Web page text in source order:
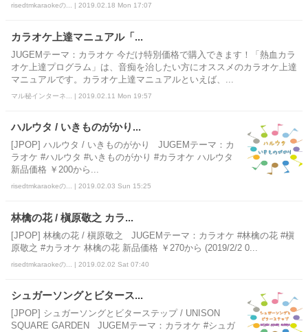
risedtmkaraokeの... | 2019.02.18 Mon 17:07
カラオケ上達マニュアル「...
JUGEMテーマ：カラオケ 今だけ特別価格で購入できます！「熱血カラ
オケ上達プログラム」は、音痴を治したい方にオススメのカラオケ上達
マニュアルです。カラオケ上達マニュアルといえば、...
マル秘インターネ... | 2019.02.11 Mon 19:57
ハルウタ / いきものがかり...
[JPOP] ハルウタ / いきものがかり JUGEMテーマ：カ
ラオケ #ハルウタ #いきものがかり #カラオケ ハルウタ
新品価格 ￥200から...
risedtmkaraokeの... | 2019.02.03 Sun 15:25
林檎の花 / 槇原敬之 カラ...
[JPOP] 林檎の花 / 槇原敬之 JUGEMテーマ：カラオケ #林檎の花 #槇
原敬之 #カラオケ 林檎の花 新品価格 ￥270から (2019/2/2 0...
risedtmkaraokeの... | 2019.02.02 Sat 07:40
シュガーソングとビタース...
[JPOP] シュガーソングとビターステップ / UNISON
SQUARE GARDEN JUGEMテーマ：カラオケ #シュガ